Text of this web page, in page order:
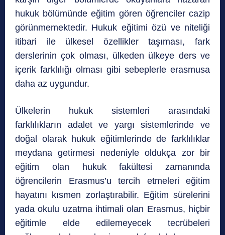
hukuk bölümünde eğitim gören öğrenciler cazip
görünmemektedir. Hukuk eğitimi özü ve niteliği
itibari ile ülkesel özellikler taşıması, fark
derslerinin çok olması, ülkeden ülkeye ders ve
içerik farklılığı olması gibi sebeplerle erasmusa
daha az uygundur.
Ülkelerin hukuk sistemleri arasındaki
farklılıkların adalet ve yargı sistemlerinde ve
doğal olarak hukuk eğitimlerinde de farklılıklar
meydana getirmesi nedeniyle oldukça zor bir
eğitim olan hukuk fakültesi zamanında
öğrencilerin Erasmus’u tercih etmeleri eğitim
hayatını kısmen zorlaştırabilir. Eğitim sürelerini
yada okulu uzatma ihtimali olan Erasmus, hiçbir
eğitimle elde edilemeyecek tecrübeleri